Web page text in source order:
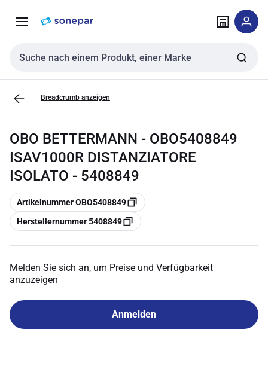
NavigationInhalt
Sucheingabe
Breadcrumb anzeigen
OBO BETTERMANN - OBO5408849
ISAV1000R DISTANZIATORE
ISOLATO - 5408849
Kopieren
Artikelnummer OBO5408849
Kopieren
Herstellernummer 5408849
Melden Sie sich an, um Preise und Verfügbarkeit
anzuzeigen
Anmelden